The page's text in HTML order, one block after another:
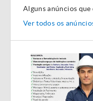
Alguns anúncios que
Ver todos os